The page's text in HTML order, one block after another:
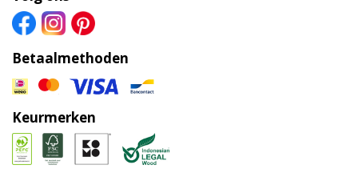
Betaalmethoden
Keurmerken